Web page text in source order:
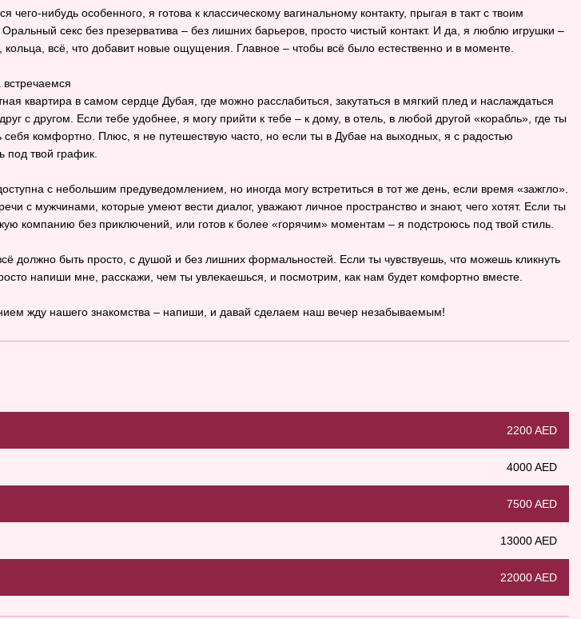
чего‑нибудь особенного, я готова к классическому вагинальному контакту, прыгая в такт с твоим
секс без презерватива – без лишних барьеров, просто чистый контакт. И да, я люблю игрушки –
кольца, всё, что добавит новые ощущения. Главное – чтобы всё было естественно и в моменте.
встречаемся
квартира в самом сердце Дубая, где можно расслабиться, закутаться в мягкий плед и наслаждаться
с другом. Если тебе удобнее, я могу прийти к тебе – к дому, в отель, в любой другой «корабль», где ты
себя комфортно. Плюс, я не путешествую часто, но если ты в Дубае на выходных, я с радостью
под твой график.
с небольшим предуведомлением, но иногда могу встретиться в тот же день, если время «зажгло».
с мужчинами, которые умеют вести диалог, уважают личное пространство и знают, чего хотят. Если ты
компанию без приключений, или готов к более «горячим» моментам – я подстроюсь под твой стиль.
должно быть просто, с душой и без лишних формальностей. Если ты чувствуешь, что можешь кликнуть
напиши мне, расскажи, чем ты увлекаешься, и посмотрим, как нам будет комфортно вместе.
жду нашего знакомства – напиши, и давай сделаем наш вечер незабываемым!
2200 AED
4000 AED
7500 AED
13000 AED
22000 AED